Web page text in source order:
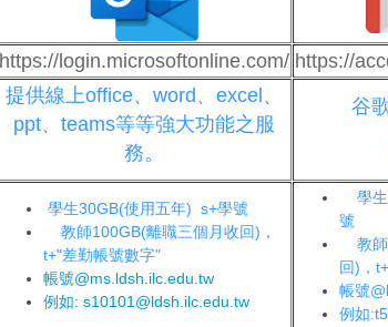
https://login.microsoftonline.com/ https://
提供線上office、word、excel、
ppt、teams等等強大功能之服
務。
谷
學生30GB(使用五年) s+學號
教師100GB(離職三個月收回)，
t+"差勤帳號數字"
帳號@ms.ldsh.ilc.edu.tw
例如: s10101@ldsh.ilc.edu.tw
學生
號
教師
回)，
帳號
例如